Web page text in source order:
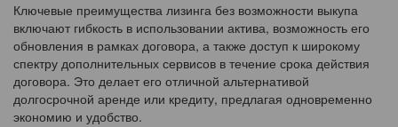
Ключевые преимущества лизинга без возможности выкупа
включают гибкость в использовании актива, возможность его
обновления в рамках договора, а также доступ к широкому
спектру дополнительных сервисов в течение срока действия
договора. Это делает его отличной альтернативой
долгосрочной аренде или кредиту, предлагая одновременно
экономию и удобство.